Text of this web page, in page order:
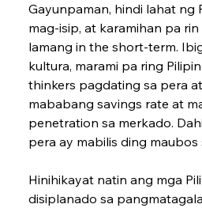
Gayunpaman, hindi lahat ng
mag-isip, at karamihan pa
lamang in the short-term.
kultura, marami pa ring
thinkers pagdating sa pera
mababang savings rate at
penetration sa merkado.
pera ay mabilis ding maubos
Hinihikayat natin ang mga
disiplanado sa